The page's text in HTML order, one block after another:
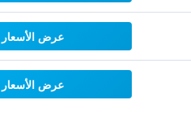
عرض الأسعار
عرض الأسعار